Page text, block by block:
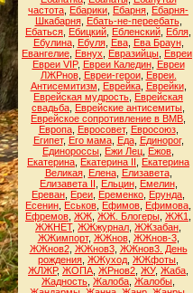
частота Ебарики Ебарня Ебарня-
Шкабарня, Ебать-не-переебать,
Ебаться Ебицкий Ебленский Ебля
Ебулина, Ебуля, Ева, Ева Браун,
Евангелие Евнух Евразийцы Евреи
Евреи VIP, Евреи Каледин, Евреи
ЛЖРнов, Евреи-герои, Евреи.
Антисемитизм
Еврейка, Еврейки,
Еврейская мудрость Еврейская
свадьба Еврейские антисемиты
Еврейское сопротивление в ВМВ
Европа, Евросовет, Евросоюз,
Египет, Его мама, Еда, Единорог,
Единороссы Ежи Лец Ежов
Екатерина Екатерина II
Екатерина
Великая, Елена, Елизавета,
Елизавета II
Ельцин, Емелин,
Ереван Ереи Еременко Ерунда
Есенин Еськов Ефимов Ефимова
Ефремов ЖЖ ЖЖ. Блогеры ЖЖ1
ЖЖНЕТ, ЖЖжурнал ЖЖзабан
ЖЖимпорт, ЖЖнов, ЖЖнов-3,
ЖЖнов2, ЖЖнов3, ЖЖнов3. День
рождения ЖЖуход ЖЖфоты
ЖЛЖР, ЖОПА ЖРнов2 ЖУ, Жаба
Жадность Жалоба Жалобы